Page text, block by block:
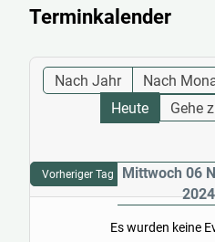
Terminkalender
Nach Jahr Nach
Heute
Gehe
Vorheriger Tag
Mittwoch 06
2024
Es wurden keine